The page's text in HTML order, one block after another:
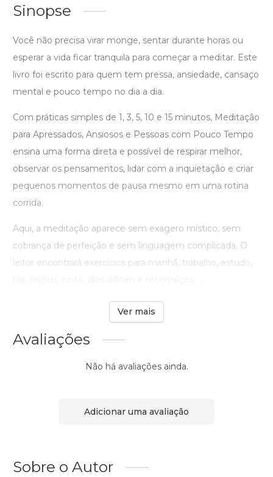
Sinopse
Você não precisa virar monge, sentar durante horas ou
esperar a vida ficar tranquila para começar a meditar. Este
livro foi escrito para quem tem pressa, ansiedade, cansaço
mental e pouco tempo no dia a dia.
Com práticas simples de 1, 3, 5, 10 e 15 minutos, Meditação
para Apressados, Ansiosos e Pessoas com Pouco Tempo
ensina uma forma direta e possível de respirar melhor,
observar os pensamentos, lidar com a inquietação e criar
pequenos momentos de pausa mesmo em uma rotina
corrida.
Aqui, a meditação aparece sem exagero místico, sem
cobrança de perfeição e sem linguagem complicada. O
leitor encontrará exercícios para manhã, trabalho, estudo,
Ver mais
Avaliações
Não há avaliações ainda.
Adicionar uma avaliação
Sobre o Autor